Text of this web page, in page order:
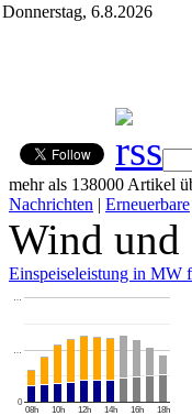
Donnerstag, 6.8.2026
mehr als 138000 Artikel
Nachrichten | Erneuerbare
Wind und
Einspeiseleistung in MW
08h 10h 12h 14h 16h 18h
0
…
…